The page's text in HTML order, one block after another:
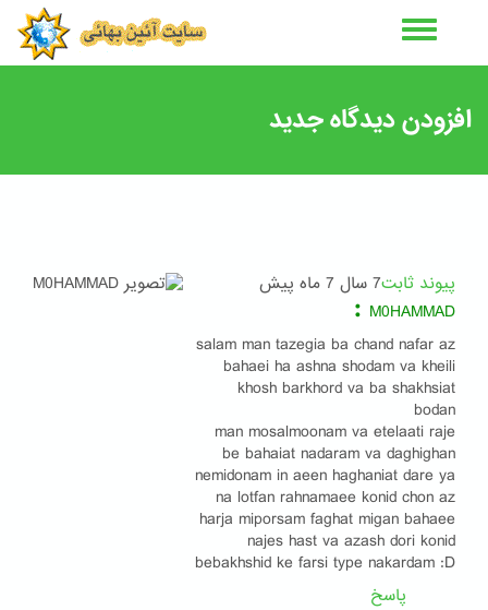
افزودن دیدگاه جدید
پیوند ثابت7 سال 7 ماه پیش
M0HAMMAD
:
salam man tazegia ba chand nafar az
bahaei ha ashna shodam va kheili
khosh barkhord va ba shakhsiat
bodan
man mosalmoonam va etelaati raje
be bahaiat nadaram va daghighan
nemidonam in aeen haghaniat dare ya
na lotfan rahnamaee konid chon az
harja miporsam faghat migan bahaee
najes hast va azash dori konid
bebakhshid ke farsi type nakardam :D
پاسخ